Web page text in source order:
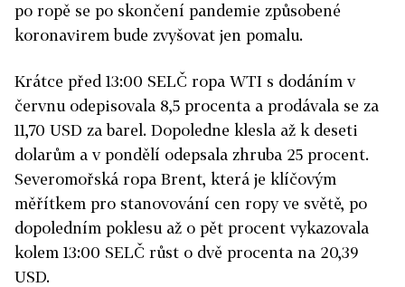
po ropě se po skončení pandemie způsobené
koronavirem bude zvyšovat jen pomalu.
Krátce před 13:00 SELČ ropa WTI s dodáním v
červnu odepisovala 8,5 procenta a prodávala se za
11,70 USD za barel. Dopoledne klesla až k deseti
dolarům a v pondělí odepsala zhruba 25 procent.
Severomořská ropa Brent, která je klíčovým
měřítkem pro stanovování cen ropy ve světě, po
dopoledním poklesu až o pět procent vykazovala
kolem 13:00 SELČ růst o dvě procenta na 20,39
USD.